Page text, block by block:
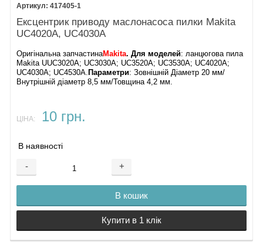
417405-1
Ексцентрик приводу маслонасоса пилки Makita
UC4020A, UC4030A
Оригінальна запчастинаMakita. Для моделей: ланцюгова пила
Makita UUC3020A; UC3030A; UC3520A; UC3530A; UC4020A;
UC4030A; UC4530A. Параметри: Зовнішній Діаметр 20 мм/
Внутрішній діаметр 8,5 мм/Товщина 4,2 мм.
ЦІНА: 10 грн.
В наявності
- +
В кошик
Купити в 1 клік